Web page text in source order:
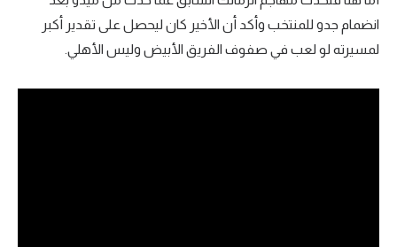
انضمام جدو للمنتخب وأكد أن الأخير كان ليحصل على تقدير أكبر
لمسيرته لو لعب في صفوف الفريق الأبيض وليس الأهلي.